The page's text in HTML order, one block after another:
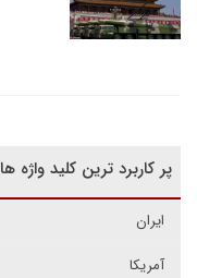
پر کاربرد ترین کلید واژه ها
ایران
آمریکا